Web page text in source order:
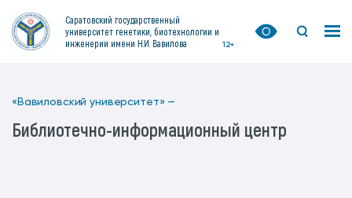
Саратовский государственный
университет генетики, биотехнологии и
инженерии имени Н.И. Вавилова
12+
«Вавиловский университет» —
Библиотечно-информационный центр